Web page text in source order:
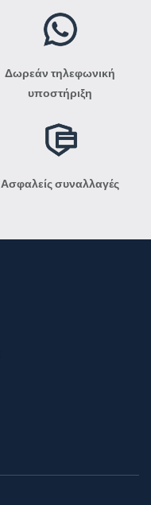
Δωρεάν τηλεφωνική
υποστήριξη
Ασφαλείς συναλλαγές